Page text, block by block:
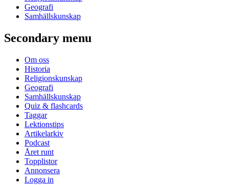
Geografi
Samhällskunskap
Secondary menu
Om oss
Historia
Religionskunskap
Geografi
Samhällskunskap
Quiz & flashcards
Taggar
Lektionstips
Artikelarkiv
Podcast
Året runt
Topplistor
Annonsera
Logga in